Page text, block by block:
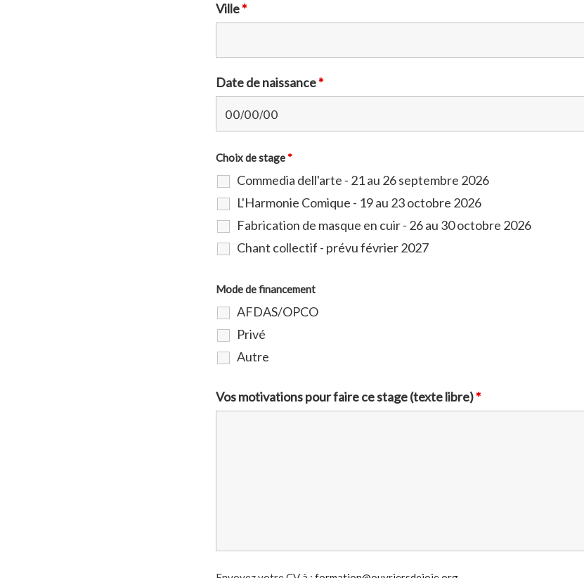
Ville*
Date de naissance*
Choix de stage*
Commedia dell'arte - 21 au 26 septembre 2026
L'Harmonie Comique - 19 au 23 octobre 2026
Fabrication de masque en cuir - 26 au 30 octobre 2026
Chant collectif - prévu février 2027
Mode de financement
AFDAS/OPCO
Privé
Autre
Vos motivations pour faire ce stage (texte libre)*